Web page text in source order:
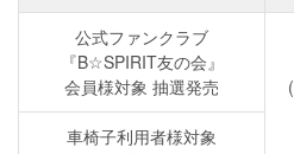
公式ファンクラブ
『B☆SPIRIT友の会』
会員様対象 抽選発売
車椅子利用者様対象